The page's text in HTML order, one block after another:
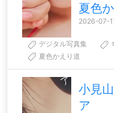
夏色
2026-07-
デジタル写真集
夏色かえり道
小見
ア